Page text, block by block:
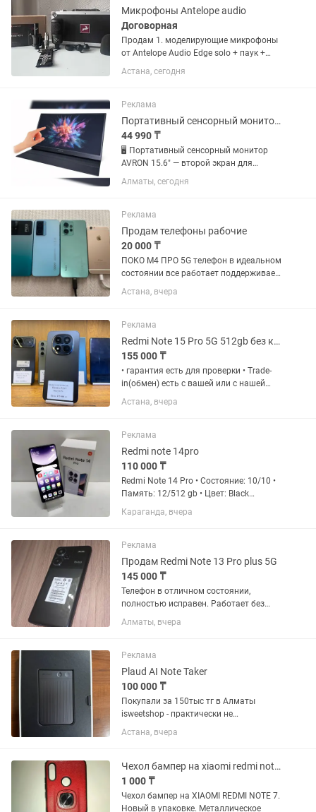
Микрофоны Antelope audio
Договорная
Продам 1. моделирующие микрофоны
от Antelope Audio Edge solo + паук +
ветрозащита Edge note +держатель
2.Микрофонный активатор TritonAudio
себя, не...
Астана, сегодня
Реклама
Портативный сенсорный монитор AVRON 15.6 второй экран для работы
44 990 ₸
🖥 Портативный сенсорный монитор
AVRON 15.6" — второй экран для
работы, игр и смартфона! Нужен
дополнительный экран, который
AVRON 15.6" легко подключается к...
Алматы, сегодня
Реклама
Продам телефоны рабочие
20 000 ₸
ПОКО М4 ПРО 5G телефон в идеальном
состоянии все работает поддерживает
90гц и сети 5G В наличии еще есть
iPhone 6 64gb 84 АКБ (ориг) 20 тыс
телефоны без трещины...
Астана, вчера
Реклама
Redmi Note 15 Pro 5G 512gb без коробки Рассрочка 0 0 12
155 000 ₸
• гарантия есть для проверки • Trade-
in(обмен) есть с вашей или с нашей
доплатой Наш адрес: Г.Астана Ул
Жанкент 96 Брайт Маркет для точной
работы с 10:00 до 00;00...
Астана, вчера
Реклама
Redmi note 14pro
110 000 ₸
Redmi Note 14 Pro • Состояние: 10/10 •
Память: 12/512 gb • Цвет: Black
(черный) • Комплектация: Телефон,
чехол, коробка, зарядка • Цена: 110000
redmi note 15 pro с...
Караганда, вчера
Реклама
Продам Redmi Note 13 Pro plus 5G
145 000 ₸
Телефон в отличном состоянии,
полностью исправен. Работает без
нареканий, не зависает, все функции
исправны. Отлично подойдет как для
Алматы, вчера
Реклама
Plaud AI Note Taker
100 000 ₸
Покупали за 150тыс тг в Алматы
isweetshop - практически не
пользовалась. Чек добавила среди
Автоматически записывает,
расшифровывает...
Астана, вчера
Чехол бампер на xiaomi redmi note 7. Новый в упаковке
1 000 ₸
Чехол бампер на XIAOMI REDMI NOTE 7.
Новый в упаковке. Металлическое